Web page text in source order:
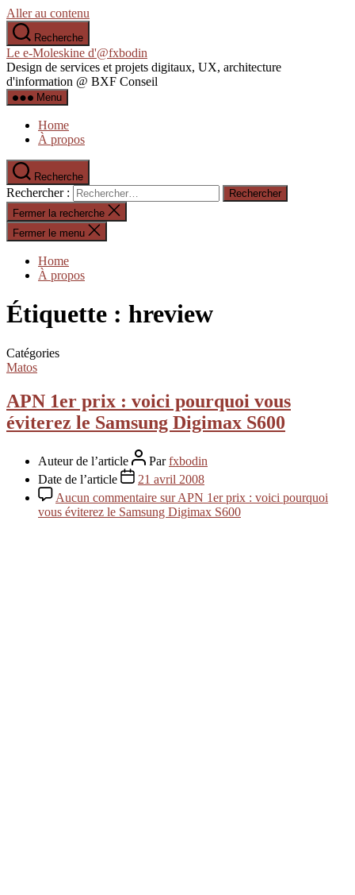
Aller au contenu
Recherche
Le e-Moleskine d'@fxbodin
Design de services et projets digitaux, UX, architecture
d'information @ BXF Conseil
Menu
Home
À propos
Recherche
Rechercher :
Fermer la recherche
Fermer le menu
Home
À propos
Étiquette : hreview
Catégories
Matos
APN 1er prix : voici pourquoi vous
éviterez le Samsung Digimax S600
Auteur de l’article Parfxbodin
Date de l’article
21 avril 2008
Aucun commentaire sur APN 1er prix : voici pourquoi
vous éviterez le Samsung Digimax S600